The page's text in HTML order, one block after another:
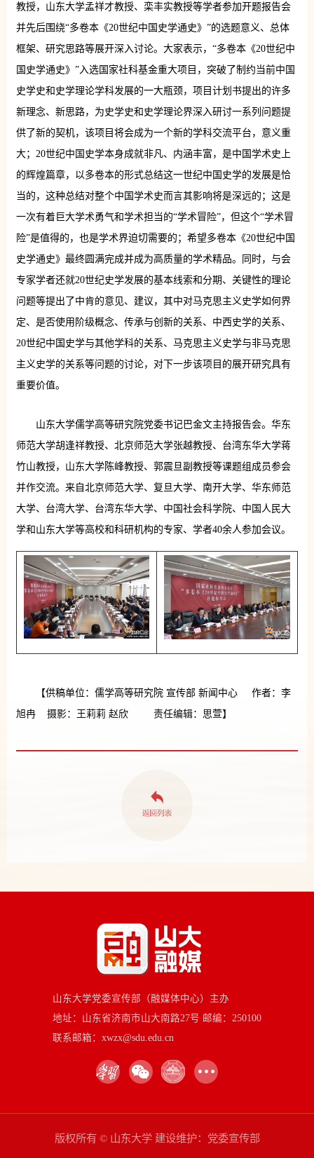
教授，山东大学孟祥才教授、栾丰实教授等学者参加开题报告会
并先后围绕“多卷本《20世纪中国史学通史》”的选题意义、总体
框架、研究思路等展开深入讨论。大家表示，“多卷本《20世纪中
国史学通史》”入选国家社科基金重大项目，突破了制约当前中国
史学史和史学理论学科发展的一大瓶颈，项目计划书提出的许多
新理念、新思路，为史学史和史学理论界深入研讨一系列问题提
供了新的契机，该项目将会成为一个新的学科交流平台，意义重
大；20世纪中国史学本身成就非凡、内涵丰富，是中国学术史上
的辉煌篇章，以多卷本的形式总结这一世纪中国史学的发展是恰
当的，这种总结对整个中国学术史而言其影响将是深远的；这是
一次有着巨大学术勇气和学术担当的“学术冒险”，但这个“学术冒
险”是值得的，也是学术界迫切需要的；希望多卷本《20世纪中国
史学通史》最终圆满完成并成为高质量的学术精品。同时，与会
专家学者还就20世纪史学发展的基本线索和分期、关键性的理论
问题等提出了中肯的意见、建议，其中对马克思主义史学如何界
定、是否使用阶级概念、传承与创新的关系、中西史学的关系、
20世纪中国史学与其他学科的关系、马克思主义史学与非马克思
主义史学的关系等问题的讨论，对下一步该项目的展开研究具有
重要价值。
山东大学儒学高等研究院党委书记巴金文主持报告会。华东
师范大学胡逢祥教授、北京师范大学张越教授、台湾东华大学蒋
竹山教授，山东大学陈峰教授、郭震旦副教授等课题组成员参会
并作交流。来自北京师范大学、复旦大学、南开大学、华东师范
大学、台湾大学、台湾东华大学、中国社会科学院、中国人民大
学和山东大学等高校和科研机构的专家、学者40余人参加会议。
【供稿单位：儒学高等研究院 宣传部 新闻中心 作者：李
旭冉 摄影：王莉莉 赵欣 责任编辑：思萱】
山东大学党委宣传部（融媒体中心）主办
地址：山东省济南市山大南路27号 邮编：250100
联系邮箱：xwzx@sdu.edu.cn
版权所有 © 山东大学 建设维护：党委宣传部